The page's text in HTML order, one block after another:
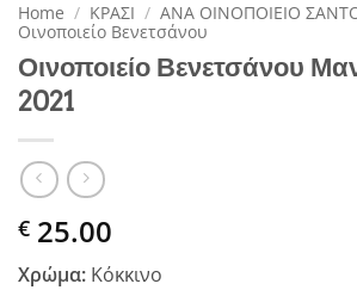
Home / ΚΡΑΣΙ / ΑΝΑ ΟΙΝΟΠΟΙΕΙΟ
Οινοποιείο Βενετσάνου
Οινοποιείο Βενετσάνου
2021
€ 25.00
Χρώμα: Κόκκινο